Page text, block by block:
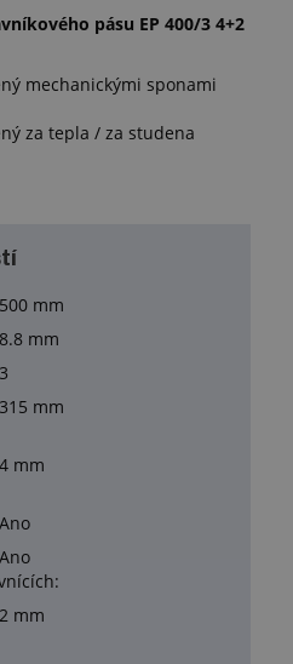
pásu EP 400/3 4+2
mechanickými sponami
za tepla / za studena
500 mm
8.8 mm
3
315 mm
4 mm
Ano
Ano
2 mm